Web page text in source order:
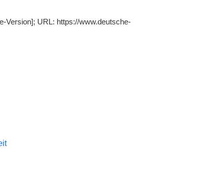
Version]; URL: https://www.deutsche-